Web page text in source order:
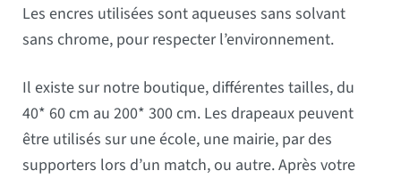
Les encres utilisées sont aqueuses sans solvant
sans chrome, pour respecter l’environnement.
Il existe sur notre boutique, différentes tailles, du
40* 60 cm au 200* 300 cm. Les drapeaux peuvent
être utilisés sur une école, une mairie, par des
supporters lors d’un match, ou autre. Après votre